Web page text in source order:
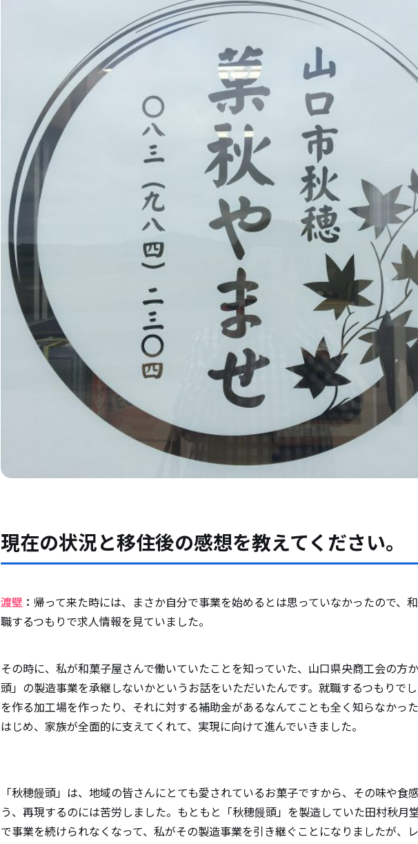
現在の状況と移住後の感想を教えてください。
渡壁 ： 帰って来た時には、まさか自分で事業を始めるとは思っていなかったので、
職するつもりで求人情報を見ていました。
その時に、私が和菓子屋さんで働いていたことを知っていた、山口県央商工会の方
頭」の製造事業を承継しないかというお話をいただいたんです。就職するつもりで
を作る加工場を作ったり、それに対する補助金があるなんてことも全く知らなかっ
はじめ、家族が全面的に支えてくれて、実現に向けて進んでいきました。
「秋穂饅頭」は、地域の皆さんにとても愛されているお菓子ですから、その味や食
う、再現するのには苦労しました。もともと「秋穂饅頭」を製造していた田村秋月
で事業を続けられなくなって、私がその製造事業を引き継ぐことになりましたが、